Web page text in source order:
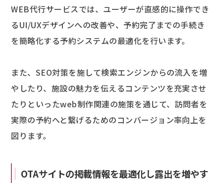
WEB代行サービスでは、ユーザーが直感的に操作でき
るUI/UXデザインへの改善や、予約完了までの手続き
を簡略化する予約システムの最適化を行います。
また、SEO対策を施して検索エンジンからの流入を増
やしたり、施設の魅力を伝えるコンテンツを充実させ
たりといったweb制作関連の施策を通じて、訪問者を
実際の予約へと繋げるためのコンバージョン率向上を
図ります。
OTAサイトの掲載情報を最適化し露出を増やす